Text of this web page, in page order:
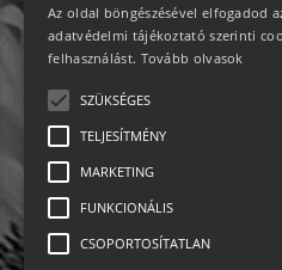
Az oldal böngészésével elfogadod
adatvédelmi tájékoztató szerinti
felhasználást. Tovább olvasok
SZÜKSÉGES
TELJESÍTMÉNY
MARKETING
FUNKCIONÁLIS
CSOPORTOSÍTATLAN